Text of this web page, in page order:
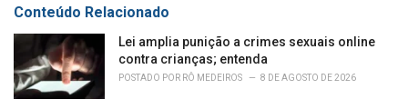
i
e
Conteúdo Relacionado
Lei amplia punição a crimes sexuais online
contra crianças; entenda
POSTADO POR RÔ MEDEIROS 8 DE AGOSTO DE 2026